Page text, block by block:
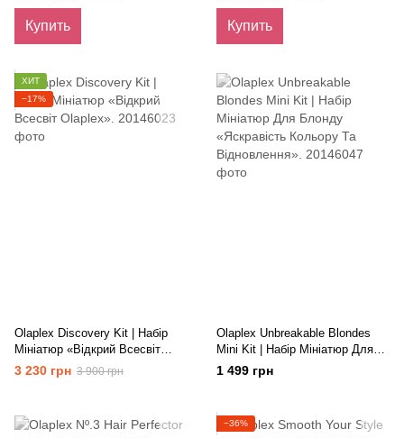
Купить Купить
ХИТ
−17%
Olaplex Discovery Kit | Набір
Мініатюр «Відкрий Всесвіт
Olaplex».
3 230 грн 3 900 грн
Olaplex Unbreakable Blondes
Mini Kit | Набір Мініатюр Для
Блонду «Яскравість Кольору
Та Відновлення».
1 499 грн
−36%